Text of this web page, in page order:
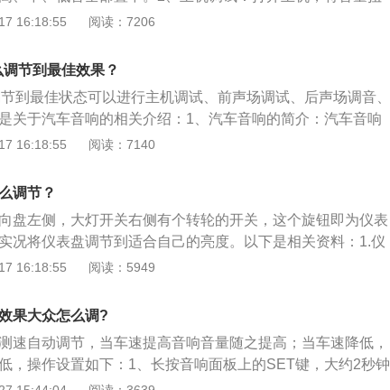
发动机的燃油经济性，在一定程度上可以节省汽车的燃油。
做更容易使低音和前声场的中低音衔合，更容易产生丰满的
慢慢开大，直到比正常听音稍大为止。4、后声场调音：后
，Crossover扭到150HZ附近。
16:18:55 阅读：7206
节到最佳效果？
到最佳状态可以进行主机调试、前声场调试、后声场调音、
关于汽车音响的相关介绍：1、汽车音响的简介：汽车音响
轻驾驶员和乘员旅行中的枯燥感而设置的收放音装置。最早
数码音响。2、汽车音响的组成：汽车音响主要包括主机、
。主机是汽车音响中最重要的组成部分，就好像人的大脑，
，得由大脑来控制。
16:18:55 阅读：7140
调节？
盘左侧，大灯开关右侧有个转轮的开关，这个旋钮即为仪表
况将仪表盘调节到适合自己的亮度。以下是相关资料：1.仪
，用于安装仪表及有关装置的刚性平板或结构件。按型式分
况的装置。常见的有燃油指示灯、清洗液指示灯、电子油门
示灯及报警灯。3.不同汽车的仪表不尽相同。·汽车的常规仪
速表、机油压力表、水温表、燃油表、充电表等。4.现代汽
作了各式各样的指示灯或警报灯，例如冷却液液面警报灯、
16:18:55 阅读：5949
果大众怎么调?
速自动调节，当车速提高音响音量随之提高；当车速降低，
，操作设置如下：1、长按音响面板上的SET键，大约2秒钟
入车载音响的初始化模式，音响液晶显示屏左下角显示“SET